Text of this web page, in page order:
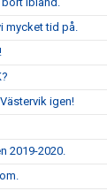
mycket tid på.
igen!
2019-2020.